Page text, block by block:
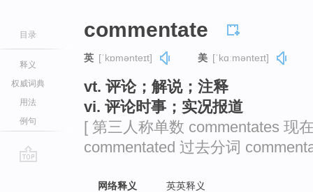
目录
释义
权威词典
用法
例句
commentate
英 [ˈkɒmənteɪt] 美 [ˈkɑːmənteɪt]
vt. 评论；解说；注释
vi. 评论时事；实况报道
[ 第三人称单数 commentates 现
commentated 过去分词
网络释义 英英释义